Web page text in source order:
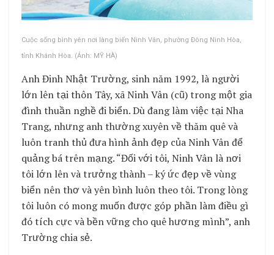
Cuộc sống bình yên nơi làng biển Ninh Vân, phường Đông Ninh Hòa,
tỉnh Khánh Hòa. (Ảnh: MỸ HÀ)
Anh Đinh Nhật Trường, sinh năm 1992, là người
lớn lên tại thôn Tây, xã Ninh Vân (cũ) trong một gia
đình thuần nghề đi biển. Dù đang làm việc tại Nha
Trang, nhưng anh thường xuyên về thăm quê và
luôn tranh thủ đưa hình ảnh đẹp của Ninh Vân để
quảng bá trên mạng. “Đối với tôi, Ninh Vân là nơi
tôi lớn lên và trưởng thành – ký ức đẹp về vùng
biển nên thơ và yên bình luôn theo tôi. Trong lòng
tôi luôn có mong muốn được góp phần làm điều gì
đó tích cực và bền vững cho quê hương mình”, anh
Trường chia sẻ.